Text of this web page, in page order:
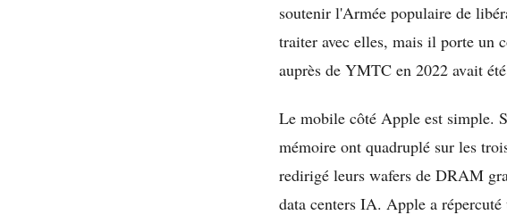
soutenir l'Armée populaire de
traiter avec elles, mais il porte un
auprès de YMTC en 2022 avait
Le mobile côté Apple est simple.
mémoire ont quadruplé sur les
redirigé leurs wafers de DRAM
data centers IA. Apple a